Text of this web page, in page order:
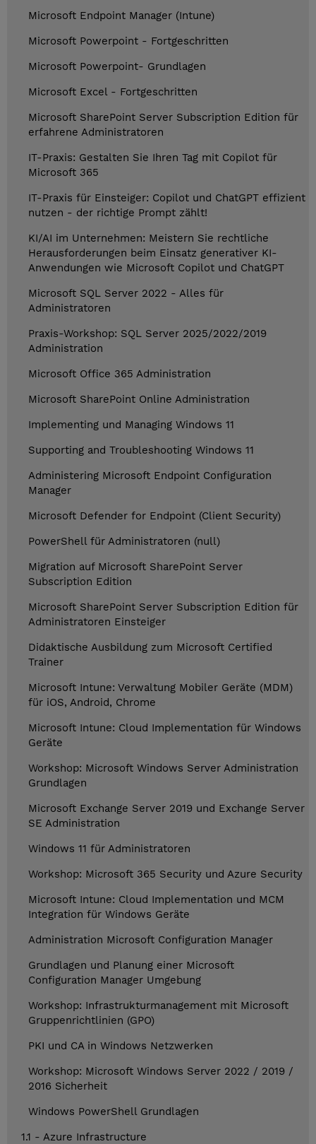
Microsoft Endpoint Manager (Intune)
Microsoft Powerpoint - Fortgeschritten
Microsoft Powerpoint- Grundlagen
Microsoft Excel - Fortgeschritten
Microsoft SharePoint Server Subscription Edition für
erfahrene Administratoren
IT-Praxis: Gestalten Sie Ihren Tag mit Copilot für
Microsoft 365
IT-Praxis für Einsteiger: Copilot und ChatGPT effizient
nutzen - der richtige Prompt zählt!
KI/AI im Unternehmen: Meistern Sie rechtliche
Herausforderungen beim Einsatz generativer KI-
Anwendungen wie Microsoft Copilot und ChatGPT
Microsoft SQL Server 2022 - Alles für
Administratoren
Praxis-Workshop: SQL Server 2025/2022/2019
Administration
Microsoft Office 365 Administration
Microsoft SharePoint Online Administration
Implementing und Managing Windows 11
Supporting and Troubleshooting Windows 11
Administering Microsoft Endpoint Configuration
Manager
Microsoft Defender for Endpoint (Client Security)
PowerShell für Administratoren (null)
Migration auf Microsoft SharePoint Server
Subscription Edition
Microsoft SharePoint Server Subscription Edition für
Administratoren Einsteiger
Didaktische Ausbildung zum Microsoft Certified
Trainer
Microsoft Intune: Verwaltung Mobiler Geräte (MDM)
für iOS, Android, Chrome
Microsoft Intune: Cloud Implementation für Windows
Geräte
Workshop: Microsoft Windows Server Administration
Grundlagen
Microsoft Exchange Server 2019 und Exchange Server
SE Administration
Windows 11 für Administratoren
Workshop: Microsoft 365 Security und Azure Security
Microsoft Intune: Cloud Implementation und MCM
Integration für Windows Geräte
Administration Microsoft Configuration Manager
Grundlagen und Planung einer Microsoft
Configuration Manager Umgebung
Workshop: Infrastrukturmanagement mit Microsoft
Gruppenrichtlinien (GPO)
PKI und CA in Windows Netzwerken
Workshop: Microsoft Windows Server 2022 / 2019 /
2016 Sicherheit
Windows PowerShell Grundlagen
1.1 - Azure Infrastructure